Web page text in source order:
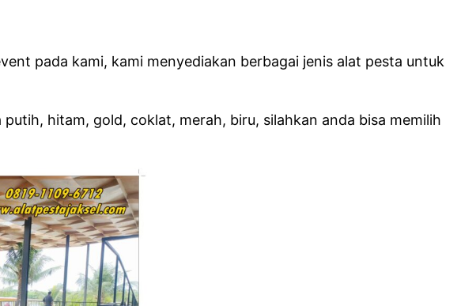
pada kami, kami menyediakan berbagai jenis alat pesta untuk
hitam, gold, coklat, merah, biru, silahkan anda bisa memilih